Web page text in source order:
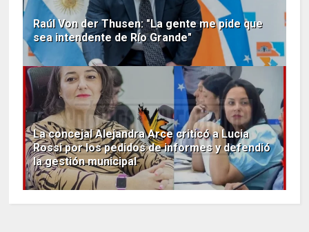
Raúl Von der Thusen: "La gente me pide que
sea intendente de Río Grande"
La concejal Alejandra Arce criticó a Lucia
Rossi por los pedidos de informes y defendió
la gestión municipal